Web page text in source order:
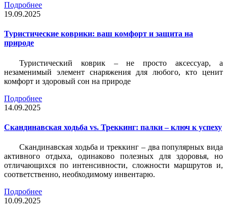
Подробнее
19.09.2025
Туристические коврики: ваш комфорт и защита на
природе
Туристический коврик – не просто аксессуар, а
незаменимый элемент снаряжения для любого, кто ценит
комфорт и здоровый сон на природе
Подробнее
14.09.2025
Скандинавская ходьба vs. Треккинг: палки – ключ к успеху
Скандинавская ходьба и треккинг – два популярных вида
активного отдыха, одинаково полезных для здоровья, но
отличающихся по интенсивности, сложности маршрутов и,
соответственно, необходимому инвентарю.
Подробнее
10.09.2025